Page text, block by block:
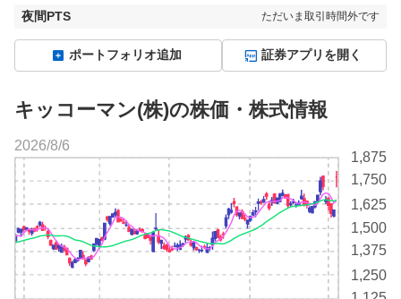
夜間PTS ただいま取引時間外です
ポートフォリオ追加 証券アプリを開く
キッコーマン(株)の株価・株式情報
1,250
1,375
1,500
1,625
1,750
1,875
2026/8/6